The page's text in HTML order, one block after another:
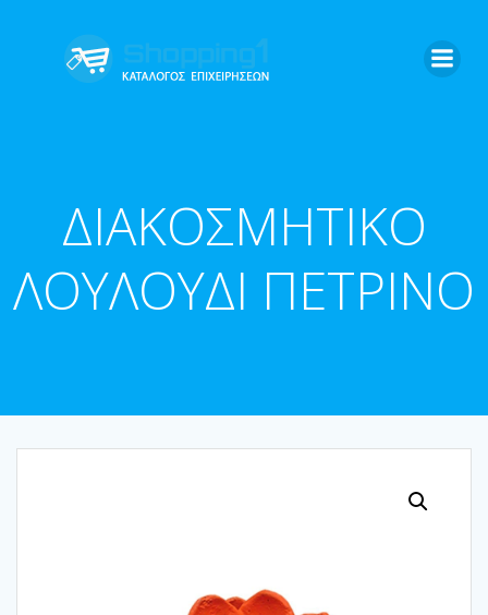
ΔΙΑΚΟΣΜΗΤΙΚΟ
ΛΟΥΛΟΥΔΙ ΠΕΤΡΙΝΟ